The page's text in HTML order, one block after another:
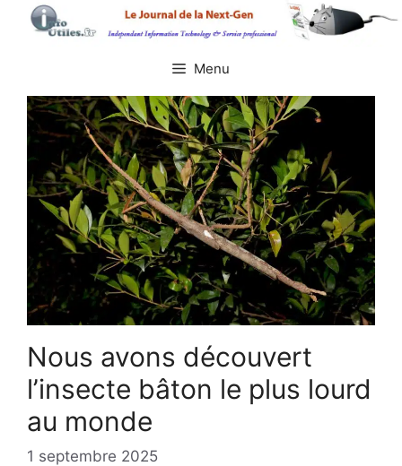
Aller
Menu
Nous avons découvert
l’insecte bâton le plus lourd
au monde
1 septembre 2025